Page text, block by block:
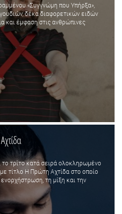
«Συγγνώμη που Υπήρξα»,
δέκα διαφορετικών ειδών
και έμφαση στις ανθρώπινες
τρίτο κατά σειρά ολοκληρωμένο
τίτλο Η Πρώτη Αχτίδα στο οποίο
τη μίξη και την